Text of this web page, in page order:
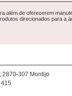
além de oferecerem
direcionados para a
2870-307 Montijo